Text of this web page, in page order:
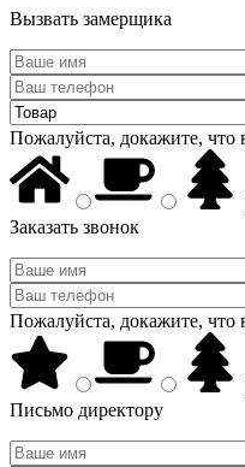
Вызвать замерщика
Пожалуйста, докажите, что
Заказать звонок
Пожалуйста, докажите, что
Письмо директору